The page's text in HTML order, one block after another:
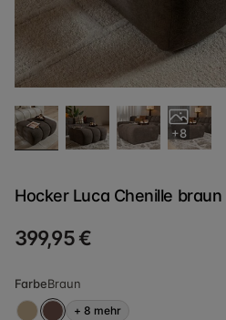
+8
Hocker Luca Chenille braun
399,95 €
FarbeBraun
+ 8 mehr